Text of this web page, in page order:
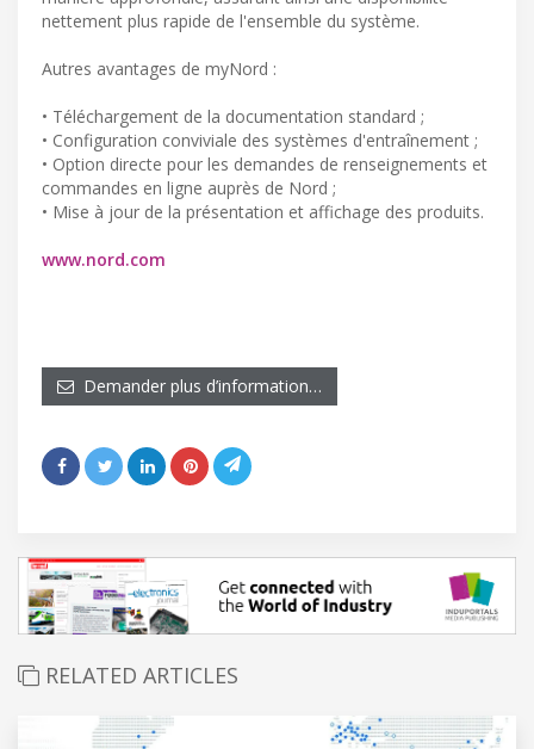
nettement plus rapide de l'ensemble du système.
Autres avantages de myNord :
• Téléchargement de la documentation standard ;
• Configuration conviviale des systèmes d'entraînement ;
• Option directe pour les demandes de renseignements et
commandes en ligne auprès de Nord ;
• Mise à jour de la présentation et affichage des produits.
www.nord.com
Demander plus d’information…
RELATED ARTICLES